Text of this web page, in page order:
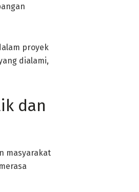
proyek
dialami,
dan
masyarakat